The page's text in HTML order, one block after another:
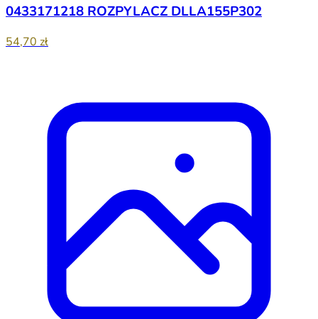
0433171218 ROZPYLACZ DLLA155P302
54,70 zł